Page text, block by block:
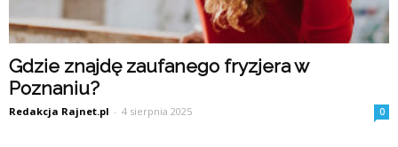
Gdzie znajdę zaufanego fryzjera w
Poznaniu?
Redakcja Rajnet.pl - 4 sierpnia 2025 0